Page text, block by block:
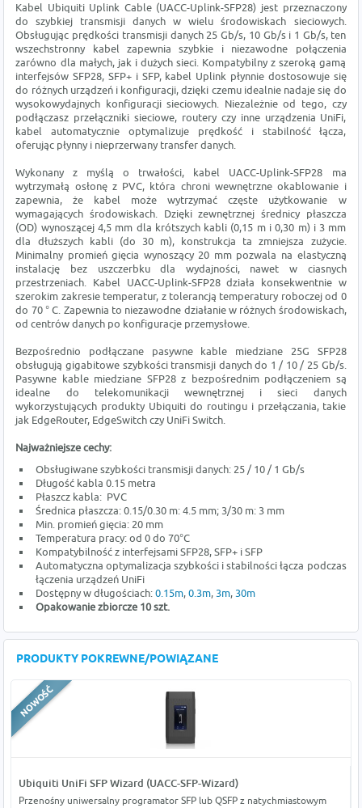
Kabel Ubiquiti Uplink Cable (UACC-Uplink-SFP28) jest przeznaczony
do szybkiej transmisji danych w wielu środowiskach sieciowych.
Obsługując prędkości transmisji danych 25 Gb/s, 10 Gb/s i 1 Gb/s, ten
wszechstronny kabel zapewnia szybkie i niezawodne połączenia
zarówno dla małych, jak i dużych sieci. Kompatybilny z szeroką gamą
interfejsów SFP28, SFP+ i SFP, kabel Uplink płynnie dostosowuje się
do różnych urządzeń i konfiguracji, dzięki czemu idealnie nadaje się do
wysokowydajnych konfiguracji sieciowych. Niezależnie od tego, czy
podłączasz przełączniki sieciowe, routery czy inne urządzenia UniFi,
kabel automatycznie optymalizuje prędkość i stabilność łącza,
oferując płynny i nieprzerwany transfer danych.
Wykonany z myślą o trwałości, kabel UACC-Uplink-SFP28 ma
wytrzymałą osłonę z PVC, która chroni wewnętrzne okablowanie i
zapewnia, że kabel może wytrzymać częste użytkowanie w
wymagających środowiskach. Dzięki zewnętrznej średnicy płaszcza
(OD) wynoszącej 4,5 mm dla krótszych kabli (0,15 m i 0,30 m) i 3 mm
dla dłuższych kabli (do 30 m), konstrukcja ta zmniejsza zużycie.
Minimalny promień gięcia wynoszący 20 mm pozwala na elastyczną
instalację bez uszczerbku dla wydajności, nawet w ciasnych
przestrzeniach. Kabel UACC-Uplink-SFP28 działa konsekwentnie w
szerokim zakresie temperatur, z tolerancją temperatury roboczej od 0
do 70 ° C. Zapewnia to niezawodne działanie w różnych środowiskach,
od centrów danych po konfiguracje przemysłowe.
Bezpośrednio podłączane pasywne kable miedziane 25G SFP28
obsługują gigabitowe szybkości transmisji danych do 1 / 10 / 25 Gb/s.
Pasywne kable miedziane SFP28 z bezpośrednim podłączeniem są
idealne do telekomunikacji wewnętrznej i sieci danych
wykorzystujących produkty Ubiquiti do routingu i przełączania, takie
jak EdgeRouter, EdgeSwitch czy UniFi Switch.
Najważniejsze cechy:
Obsługiwane szybkości transmisji danych: 25 / 10 / 1 Gb/s
Długość kabla 0.15 metra
Płaszcz kabla: PVC
Średnica płaszcza:0.15/0.30 m: 4.5 mm; 3/30 m: 3 mm
Min. promień gięcia: 20 mm
Temperatura pracy: od 0 do 70°C
Kompatybilność z interfejsami SFP28, SFP+ i SFP
Automatyczna optymalizacja szybkości i stabilności łącza podczas
łączenia urządzeń UniFi
Dostępny w długościach:0.15m,0.3m,3m,30m
Opakowanie zbiorcze 10 szt.
PRODUKTY POKREWNE/POWIĄZANE
Ubiquiti UniFi SFP Wizard (UACC-SFP-Wizard)
Przenośny uniwersalny programator SFP lub QSFP z natychmiastowym